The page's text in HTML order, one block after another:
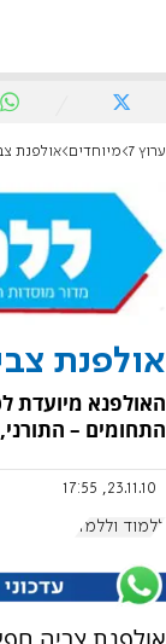
ערוץ 7 מיוחדים אולפנת
אולפנת
האולפנא מיועדת
התחומים –
23.11.10, 17:55
ללמוד וללמד